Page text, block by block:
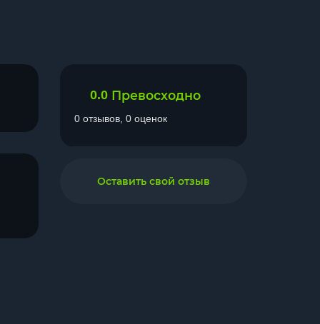
0.0 Превосходно
0 отзывов, 0 оценок
Оставить свой отзыв